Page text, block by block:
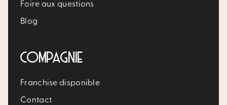
Foire aux questions
Blog
COMPAGNIE
Franchise disponible
Contact